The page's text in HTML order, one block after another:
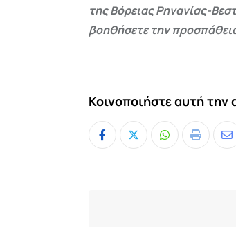
της Βόρειας Ρηνανίας-
βοηθήσετε την
Κοινοποιήστε αυτή την
Whatsapp
Print